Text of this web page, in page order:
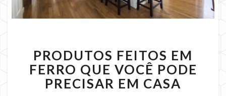
FEITOS
EM
FERRO
QUE
PRODUTOS FEITOS EM
FERRO QUE VOCÊ PODE
PRECISAR EM CASA